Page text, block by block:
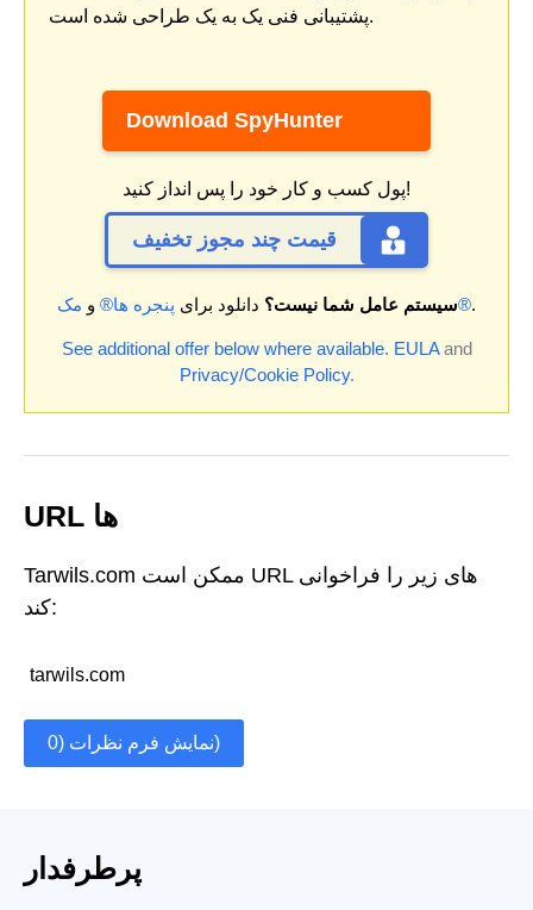
پشتیبانی فنی یک به یک طراحی شده است.
Download SpyHunter
پول کسب و کار خود را پس انداز کنید!
قیمت چند مجوز تخفیف
سیستم عامل شما نیست؟ دانلود برای پنجره ها® و مک®.
See additional offer below where available. EULAand
Privacy/Cookie Policy.
URL ها
Tarwils.com ممکن است URL های زیر را فراخوانی
کند:
tarwils.com
نمایش فرم نظرات (0)
پرطرفدار